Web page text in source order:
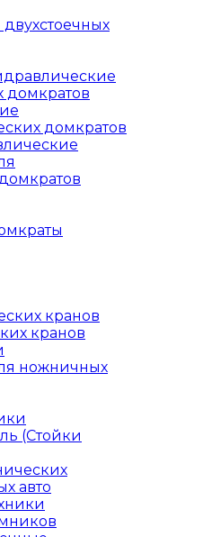
домкратов
домкратов
кранов
кранов
ножничных
(Стойки
авто